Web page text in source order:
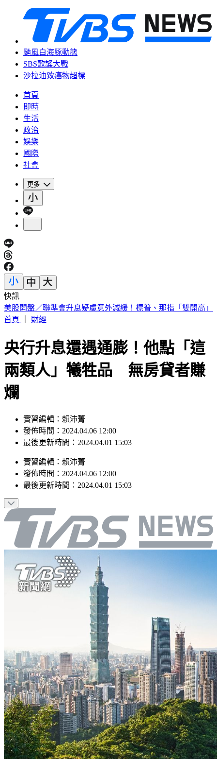
颱風白海豚動態
SBS歌謠大戰
沙拉油致癌物超標
首頁
即時
生活
政治
娛樂
國際
社會
更多
快訊
剛接手2天閃辭董座！宏碁發重訊曝：發現兆基屋管內部管理
缺失
央行升息還遇通膨！他點「這
兩類人」犧牲品 無房貸者賺
爛
實習編輯：賴沛菁
發佈時間：2024.04.06 12:00
實習編輯 ： 賴沛菁
發佈時間：2024.04.06 12:00